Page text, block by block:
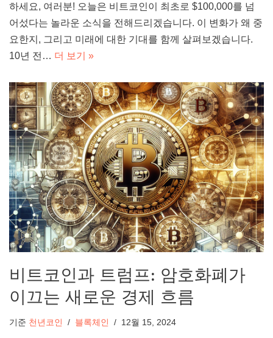
하세요, 여러분! 오늘은 비트코인이 최초로 $100,000를 넘
어섰다는 놀라운 소식을 전해드리겠습니다. 이 변화가 왜 중
요한지, 그리고 미래에 대한 기대를 함께 살펴보겠습니다.
10년 전… 더 보기 »
비트코인과 트럼프: 암호화폐가
이끄는 새로운 경제 흐름
기준 천년코인 블록체인 12월 15, 2024